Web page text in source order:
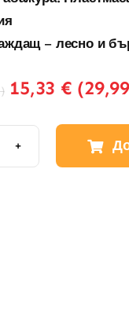
– лесно и
) 15,33 € (29,99